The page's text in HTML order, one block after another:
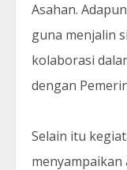
Asahan.
guna menjalin
kolaborasi
dengan
Selain itu